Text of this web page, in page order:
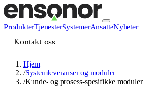
ProdukterTjenesterSystemerAnsatteNyheter
Kontakt oss
Hjem
/Systemleveranser og moduler
/Kunde- og prosess-spesifikke moduler